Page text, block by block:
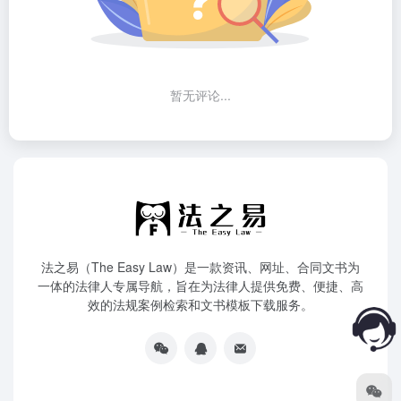
暂无评论...
法之易（The Easy Law）是一款资讯、网址、合同文书为
一体的法律人专属导航，旨在为法律人提供免费、便捷、高
效的法规案例检索和文书模板下载服务。